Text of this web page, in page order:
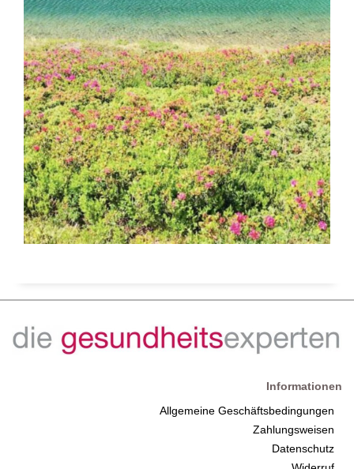
Informationen
Allgemeine Geschäftsbedingungen
Zahlungsweisen
Datenschutz